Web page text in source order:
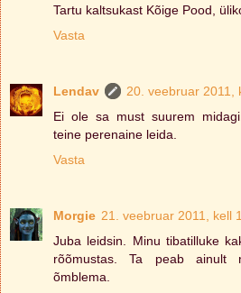
Tartu kaltsukast Kõige Pood,
Vasta
Lendav
20. veebruar 2011,
Ei ole sa must suurem
teine perenaine leida.
Vasta
Morgie 21. veebruar 2011, kell
Juba leidsin. Minu tibatilluke
rõõmustas. Ta peab ainult
õmblema.